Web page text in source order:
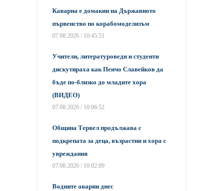
​Каварна е домакин на Държавното
първенство по корабомоделизъм
07.08.2026 / 10:45:51
Учители, литературоведи и студенти
дискутираха как Пенчо Славейков да
бъде по-близко до младите хора
(ВИДЕО)
07.08.2026 / 10:06:52
Община Тервел продължава с
подкрепата за деца, възрастни и хора с
увреждания
07.08.2026 / 10:02:09
Водните аварии днес